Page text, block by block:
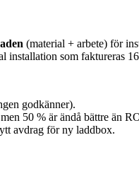
(material + arbete) för
som faktureras
godkänner).
50 % är ändå bättre än
avdrag för ny laddbox.